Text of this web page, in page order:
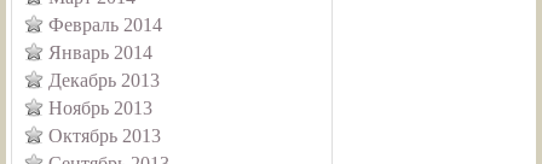
Февраль 2014
Январь 2014
Декабрь 2013
Ноябрь 2013
Октябрь 2013